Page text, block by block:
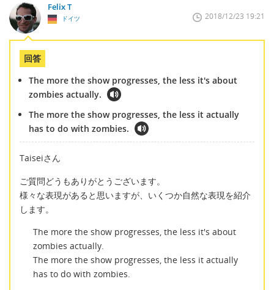
Felix T
ドイツ 2018/12/23 19:21
回答
The more the show progresses, the less it's about
zombies actually.
The more the show progresses, the less it actually
has to do with zombies.
Taiseiさん
ご質問どうもありがとうございます。
様々な表現があると思いますが、いくつか自然な表現を紹介
します。
The more the show progresses, the less it's about
zombies actually.
The more the show progresses, the less it actually
has to do with zombies.